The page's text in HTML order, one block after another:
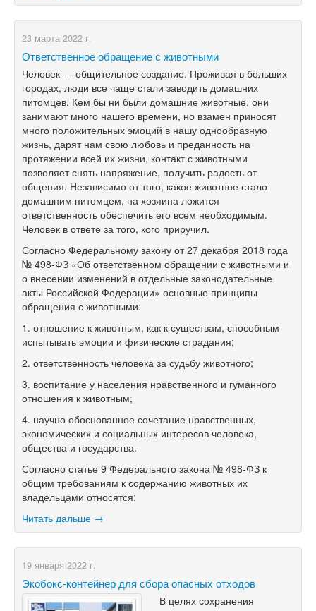
23 марта 2022 г.
Ответственное обращение с животными
Человек — общительное создание. Проживая в больших
городах, люди все чаще стали заводить домашних
питомцев. Кем бы ни были домашние животные, они
занимают много нашего времени, но взамен приносят
много положительных эмоций в нашу однообразную
жизнь, дарят нам свою любовь и преданность на
протяжении всей их жизни, контакт с животными
позволяет снять напряжение, получить радость от
общения. Независимо от того, какое животное стало
домашним питомцем, на хозяина ложится
ответственность обеспечить его всем необходимым.
Человек в ответе за того, кого приручил.
Согласно Федеральному закону от 27 декабря 2018 года
№ 498-ФЗ «Об ответственном обращении с животными и
о внесении изменений в отдельные законодательные
акты Российской Федерации» основные принципы
обращения с животными:
1. отношение к животным, как к существам, способным
испытывать эмоции и физические страдания;
2. ответственность человека за судьбу животного;
3. воспитание у населения нравственного и гуманного
отношения к животным;
4. научно обоснованное сочетание нравственных,
экономических и социальных интересов человека,
общества и государства.
Согласно статье 9 Федерального закона № 498-ФЗ к
общим требованиям к содержанию животных их
владельцами относятся:
Читать дальше →
19 января 2022 г.
Экобокс-контейнер для сбора опасных отходов
В целях сохранения